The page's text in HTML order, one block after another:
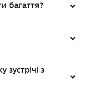
багаття?
з